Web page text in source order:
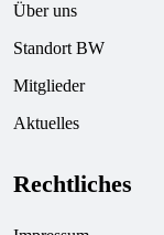
Über uns
Standort BW
Mitglieder
Aktuelles
Rechtliches